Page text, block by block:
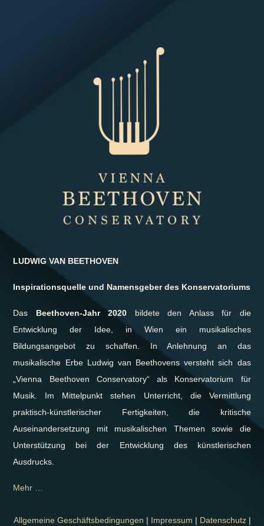
LUDWIG VAN BEETHOVEN
Inspirationsquelle und Namensgeber des Konservatoriums
Das Beethoven-Jahr 2020 bildete den Anlass für die
Entwicklung der Idee, in Wien ein musikalisches
Bildungsangebot zu schaffen. In Anlehnung an das
musikalische Erbe Ludwig van Beethovens versteht sich das
„Vienna Beethoven Conservatory“ als Konservatorium für
Musik. Im Mittelpunkt stehen Unterricht, die Vermittlung
praktisch-künstlerischer Fertigkeiten, die kritische
Auseinandersetzung mit musikalischen Themen sowie die
Unterstützung bei der Entwicklung des künstlerischen
Ausdrucks.
Mehr …
Allgemeine Geschäftsbedingungen | Impressum | Datenschutz|